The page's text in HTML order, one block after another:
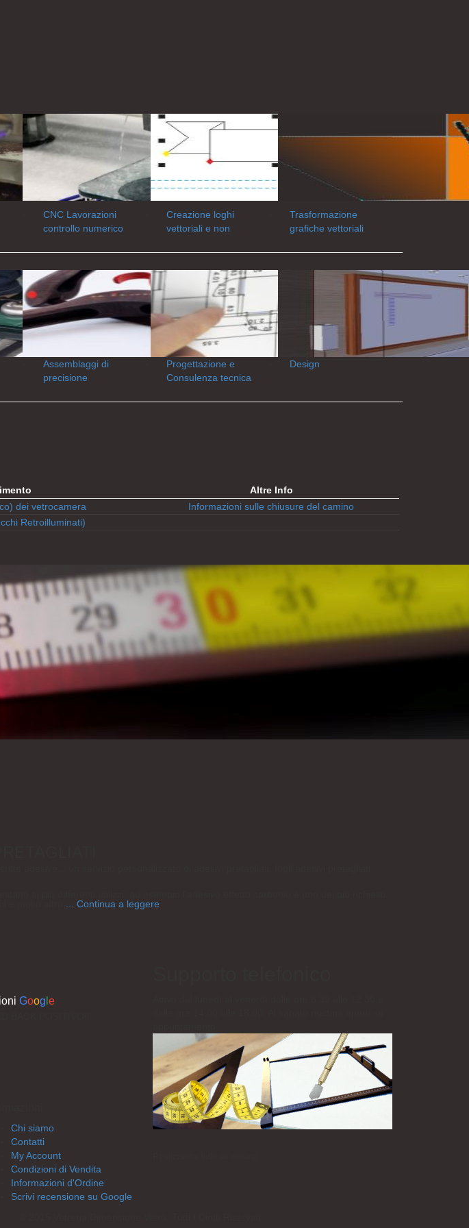
CNC Lavorazioni
controllo numerico
Creazione loghi
vettoriali e non
Trasformazione
grafiche vettoriali
Assemblaggi di
precisione
Progettazione e
Consulenza tecnica
Design
Altre Info
dei vetrocamera
Informazioni sulle chiusure del camino
Retroilluminati)
... Continua a leggere
Goog e
Chi siamo
Contatti
My Account
Condizioni di Vendita
Informazioni d'Ordine
Scrivi recensione su Google